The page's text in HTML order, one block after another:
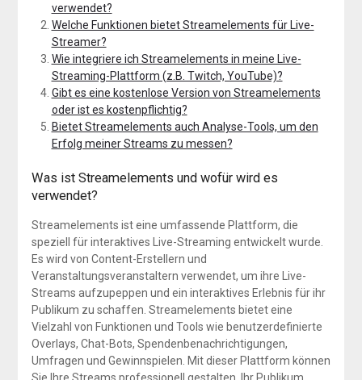
verwendet?
Welche Funktionen bietet Streamelements für Live-
Streamer?
Wie integriere ich Streamelements in meine Live-
Streaming-Plattform (z.B. Twitch, YouTube)?
Gibt es eine kostenlose Version von Streamelements
oder ist es kostenpflichtig?
Bietet Streamelements auch Analyse-Tools, um den
Erfolg meiner Streams zu messen?
Was ist Streamelements und wofür wird es
verwendet?
Streamelements ist eine umfassende Plattform, die
speziell für interaktives Live-Streaming entwickelt wurde.
Es wird von Content-Erstellern und
Veranstaltungsveranstaltern verwendet, um ihre Live-
Streams aufzupeppen und ein interaktives Erlebnis für ihr
Publikum zu schaffen. Streamelements bietet eine
Vielzahl von Funktionen und Tools wie benutzerdefinierte
Overlays, Chat-Bots, Spendenbenachrichtigungen,
Umfragen und Gewinnspielen. Mit dieser Plattform können